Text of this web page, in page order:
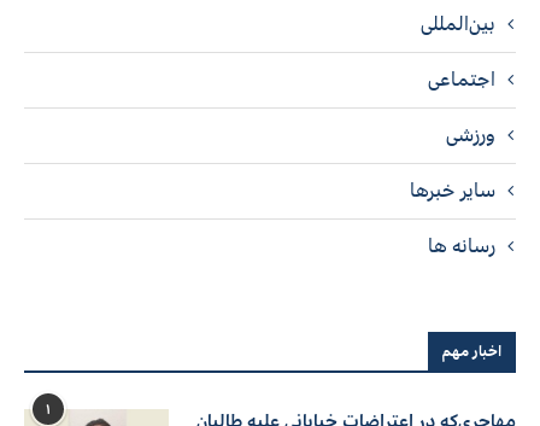
بین‌المللی
اجتماعی
ورزشی
سایر خبرها
رسانه ها
اخبار مهم
۱